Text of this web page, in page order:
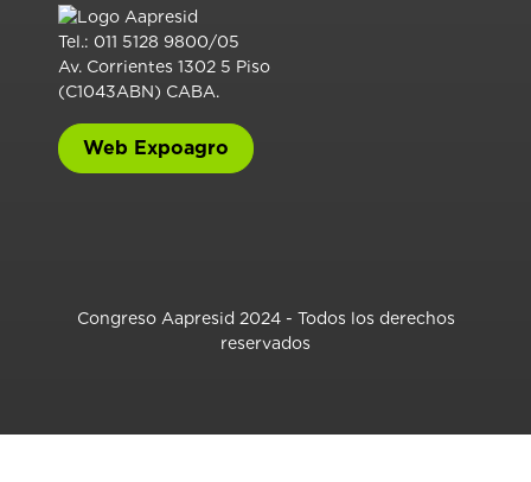
Tel.: 011 5128 9800/05
Av. Corrientes 1302 5 Piso
(C1043ABN) CABA.
Web Expoagro
Congreso Aapresid 2024 - Todos los derechos
reservados